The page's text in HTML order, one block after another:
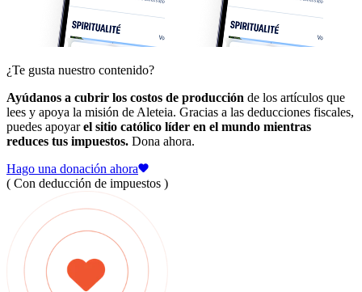
¿Te gusta nuestro contenido?
Ayúdanos a cubrir los costos de producción de los artículos que
lees y apoya la misión de Aleteia. Gracias a las deducciones fiscales,
puedes apoyarel sitio católico líder en el mundo mientras
reduces tus impuestos. Dona ahora.
Hago una donación ahora
( Con deducción de impuestos )